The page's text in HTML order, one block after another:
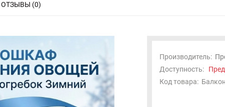
ОТЗЫВЫ (0)
Производитель:
Доступность:
Код товара: